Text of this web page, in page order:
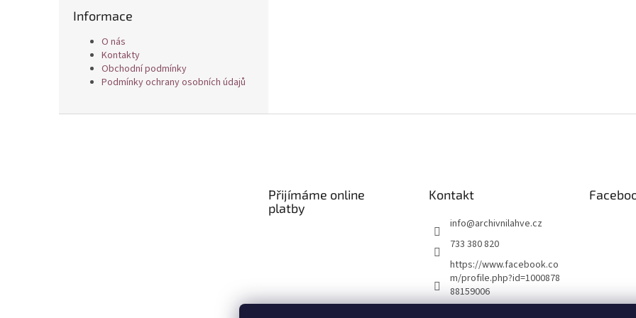
Informace
O nás
Kontakty
Obchodní podmínky
Podmínky ochrany osobních údajů
Přijímáme online
platby
Kontakt
info@archivnilahve.cz
733 380 820
https://www.facebook.co
m/profile.php?id=1000878
88159006